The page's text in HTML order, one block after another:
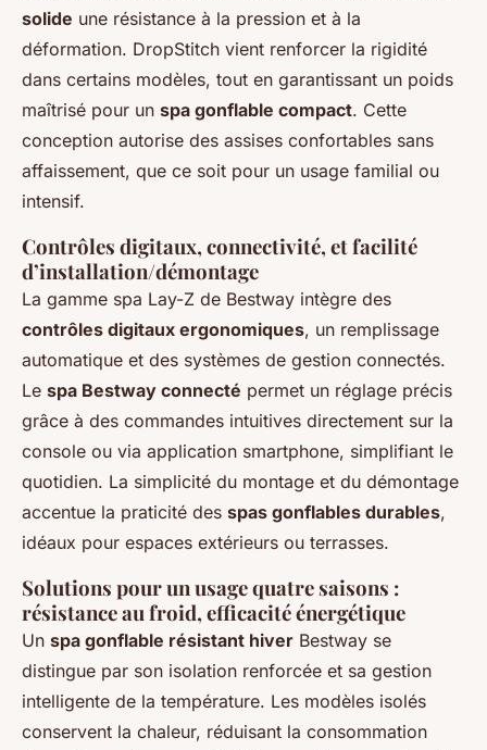
solide une résistance à la pression et à la
déformation. DropStitch vient renforcer la rigidité
dans certains modèles, tout en garantissant un poids
maîtrisé pour un spa gonflable compact. Cette
conception autorise des assises confortables sans
affaissement, que ce soit pour un usage familial ou
intensif.
Contrôles digitaux, connectivité, et facilité
d’installation/démontage
La gamme spa Lay-Z de Bestway intègre des
contrôles digitaux ergonomiques, un remplissage
automatique et des systèmes de gestion connectés.
Le spa Bestway connecté permet un réglage précis
grâce à des commandes intuitives directement sur la
console ou via application smartphone, simplifiant le
quotidien. La simplicité du montage et du démontage
accentue la praticité des spas gonflables durables,
idéaux pour espaces extérieurs ou terrasses.
Solutions pour un usage quatre saisons :
résistance au froid, efficacité énergétique
Un spa gonflable résistant hiver Bestway se
distingue par son isolation renforcée et sa gestion
intelligente de la température. Les modèles isolés
conservent la chaleur, réduisant la consommation